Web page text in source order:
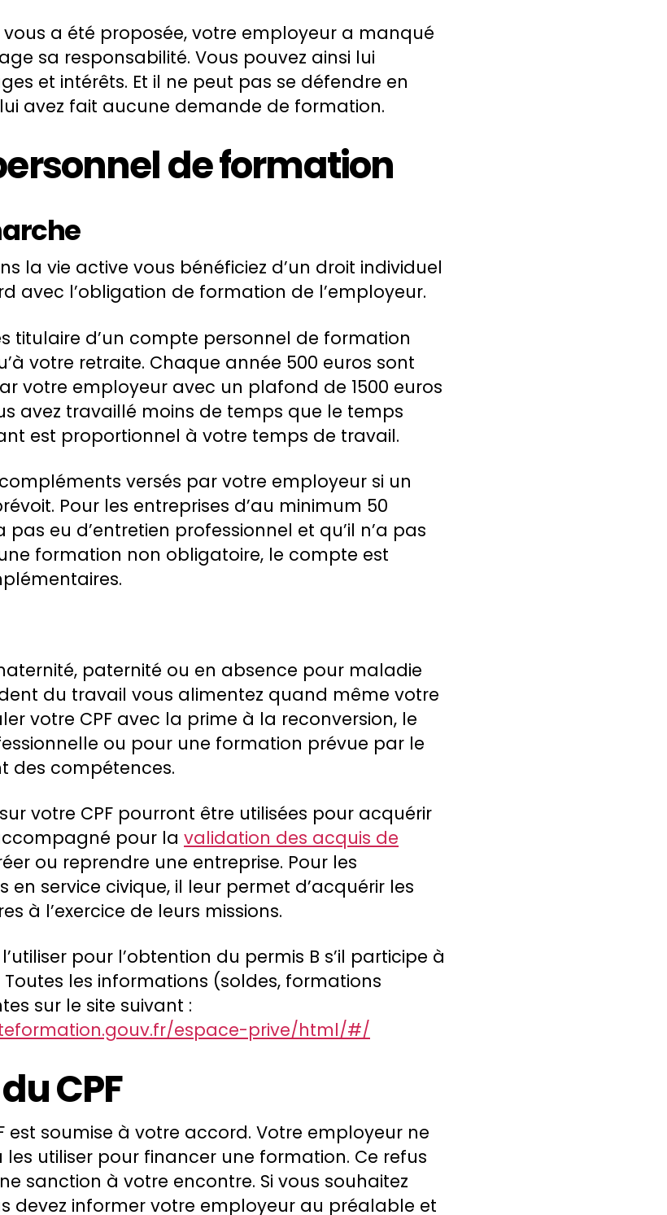
a été proposée, votre employeur a manqué
sa responsabilité. Vous pouvez ainsi lui
et intérêts. Et il ne peut pas se défendre en
avez fait aucune demande de formation.
de formation
la vie active vous bénéficiez d’un droit individuel
avec l’obligation de formation de l’employeur.
titulaire d’un compte personnel de formation
votre retraite. Chaque année 500 euros sont
votre employeur avec un plafond de 1500 euros
avez travaillé moins de temps que le temps
est proportionnel à votre temps de travail.
versés par votre employeur si un
Pour les entreprises d’au minimum 50
pas eu d’entretien professionnel et qu’il n’a pas
formation non obligatoire, le compte est
paternité ou en absence pour maladie
du travail vous alimentez quand même votre
votre CPF avec la prime à la reconversion, le
ou pour une formation prévue par le
des compétences.
votre CPF pourront être utilisées pour acquérir
pour la validation des acquis de
ou reprendre une entreprise. Pour les
en service civique, il leur permet d’acquérir les
à l’exercice de leurs missions.
pour l’obtention du permis B s’il participe à
les informations (soldes, formations
sur le site suivant :
espace-prive/html/#/
CPF
est soumise à votre accord. Votre employeur ne
utiliser pour financer une formation. Ce refus
sanction à votre encontre. Si vous souhaitez
devez informer votre employeur au préalable et